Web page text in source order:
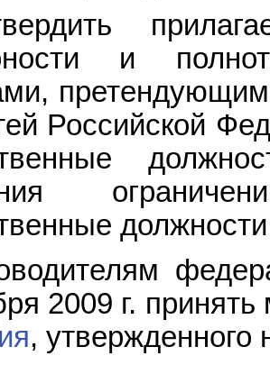
и
Российской
2009 г.
,